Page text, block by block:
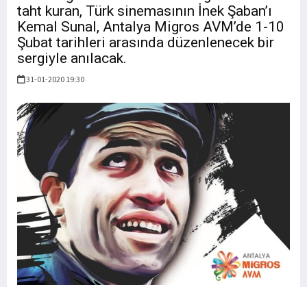
taht kuran, Türk sinemasının İnek Şaban’ı
Kemal Sunal, Antalya Migros AVM’de 1-10
Şubat tarihleri arasında düzenlenecek bir
sergiyle anılacak.
31-01-2020 19:30